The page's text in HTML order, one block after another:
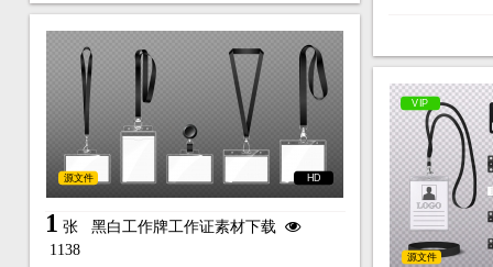
HD
源文件
1 张 黑白工作牌工作证素材下载
1138
VIP
源文件